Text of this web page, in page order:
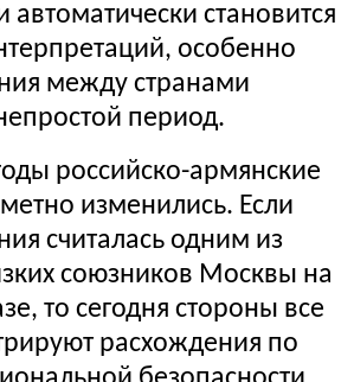
автоматически становится
особенно
между странами
период.
российско-армянские
изменились. Если
считалась одним из
союзников Москвы на
то сегодня стороны все
расхождения по